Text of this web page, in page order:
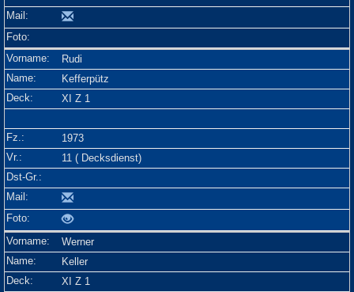
Rudi
Kefferpütz
XI Z 1
1973
11 ( Decksdienst)
Werner
Keller
XI Z 1